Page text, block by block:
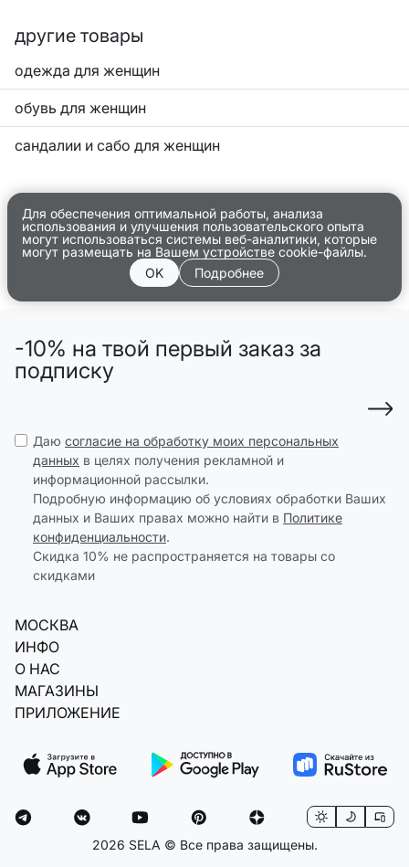
другие товары
одежда для женщин
обувь для женщин
сандалии и сабо для женщин
Для обеспечения оптимальной работы, анализа
использования и улучшения пользовательского опыта
могут использоваться системы веб-аналитики, которые
могут размещать на Вашем устройстве cookie-файлы.
OK
Подробнее
-10% на твой первый заказ за
подписку
Даю согласие на обработку моих персональных
данных в целях получения рекламной и
информационной рассылки.
Подробную информацию об условиях обработки Ваших
данных и Ваших правах можно найти в Политике
конфиденциальности.
Скидка 10% не распространяется на товары со
скидками
МОСКВА
ИНФО
О НАС
МАГАЗИНЫ
ПРИЛОЖЕНИЕ
2026 SELA © Все права защищены.